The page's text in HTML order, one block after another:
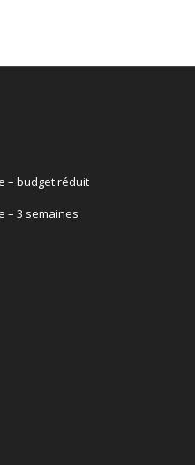
– budget réduit
– 3 semaines